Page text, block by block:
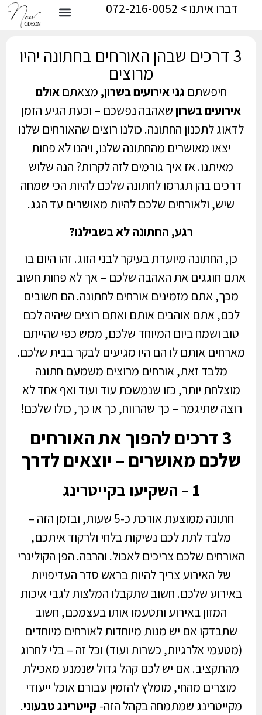
דברו איתנו > 072-216-0052
3 דרכים שבהן האורחים בחתונה יהיו
מרוצים
חיפשתם גני אירועים בשרון, מצאתםאולם
אירועים בשרוןשאהבה נפשכם – וכעת הגיע הזמן
לדאוג לתכנון החתונה. כולנו רוצים שהאורחים שלנו
יצאו מאושרים מהחתונה שלנו, ויהנו לא פחות
מאיתנו. אז איך גורמים לזה לקרות? הנה שלוש
דרכים בהן תגרמו לחתונה שלכם להיות הכי שמחה
שיש, ולאורחים שלכם להיות מאושרים עד הגג.
רגע, החתונה לא בשבילנו?
כן, החתונה מיועדת בעיקר לבני הזוג. זהו היום בו
אתם חוגגים את האהבה שלכם – אך לא פחות חשוב
מכך, אתם מזמינים אורחים לחתונה. הם חשובים
לכם, אתם אוהבים אותם ואתם רוצים שיהיה לכם
טוב ושמח ביום המיוחד שלכם, ממש כפי שהייתם
מארחים אותם לו הם היו מגיעים לבקר בבית שלכם.
מלבד זאת, אורחים מרוצים משמעם חתונה
מוצלחת יותר, כזו שנמשכת עוד ועוד ואף אחד לא
רוצה שתיגמר – כך שהרווח, כך או כך, כולו שלכם!
3 דרכים להפוך את האורחים
שלכם מאושרים – יוצאים לדרך
1 – השקיעו בקייטרינג
חתונה ממוצעת אורכת כ-5 שעות, ובזמן הזה –
מלבד לתת לכם נשיקות בלחי ולרקוד איתכם,
האורחים שלכם צריכים לאכול. והרבה. הפן הקולינרי
של האירוע צריך להיות בראש סדר העדיפויות
באירוע שלכם. חשוב שתקבלו המלצות לגבי איכות
המזון באירוע ותטעמו אותו בעצמכם, חשוב
שתבדקו אם יש מנות מיוחדות לאורחים מיוחדים
(מטעמי אלרגיות, כשרות ועוד) וכל זה – בלי לחרוג
מהתקציב. אם יש לכם קהל גדול שנמנע מאכילת
מוצרים מהחי, מומלץ להזמין עבורם אוכל ייעודי
מקייטרינג שמתמחה בקהל הזה- קייטרינג טבעוני.